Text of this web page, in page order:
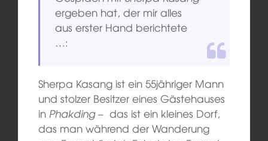
ergeben hat, der mir alles
aus erster Hand berichtete
…:
Sherpa Kasang ist ein 55jähriger Mann
und stolzer Besitzer eines Gästehauses
in Phakding– das ist ein kleines Dorf,
das man während der Wanderung